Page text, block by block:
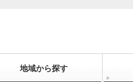
地域から探す